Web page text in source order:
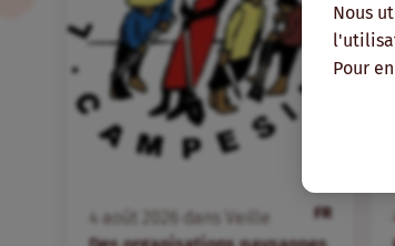
Nous
Pour
FR
4 août dans
Veille